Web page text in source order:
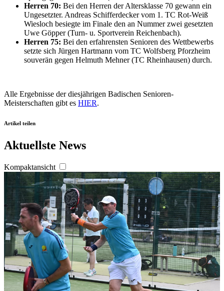
personalisieren, Funktionen für soziale Medien anbieten
zu können und die Zugriffe auf unsere Website zu
analysieren. Außerdem geben wir Informationen zu Ihrer
Verwendung unserer Website an unsere Partner für
soziale Medien, Werbung und Analysen weiter. Unsere
haben oder die sie im Rahmen Ihrer Nutzung der Dienste
gesammelt haben. DieCookie-Einstellungen
jederzeit über den Link im Footer aufgerufen und
Herren 70: Bei den Herren der Altersklasse 70 gewann ein
Ungesetzter. Andreas Schifferdecker vom 1. TC Rot-Weiß
Wiesloch besiegte im Finale den an Nummer zwei gesetzten
Uwe Göpper (Turn- u. Sportverein Reichenbach).
Herren 75: Bei den erfahrensten Senioren des Wettbewerbs
setzte sich Jürgen Hartmann vom TC Wolfsberg Pforzheim
souverän gegen Helmuth Mehner (TC Rheinhausen) durch.
Alle Ergebnisse der diesjährigen Badischen Senioren-
Meisterschaften gibt es HIER.
Artikel teilen
Aktuellste News
Kompaktansicht